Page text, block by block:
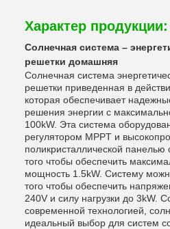
Характер продукции:
Солнечная система –
решетки домашняя
Солнечная система
решетки приведенная в
которая обеспечивает
решения энергии с
100kW. Эта система
регулятором MPPT и
поликристаллической
того чтобы обеспечить
мощность 1.5kW. Систему
того чтобы обеспечить
240V и силу нагрузки до 3kW.
современной технологией,
идеальный выбор для систем